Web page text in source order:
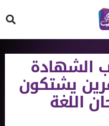
الشهادة
يشتكون
اللغة